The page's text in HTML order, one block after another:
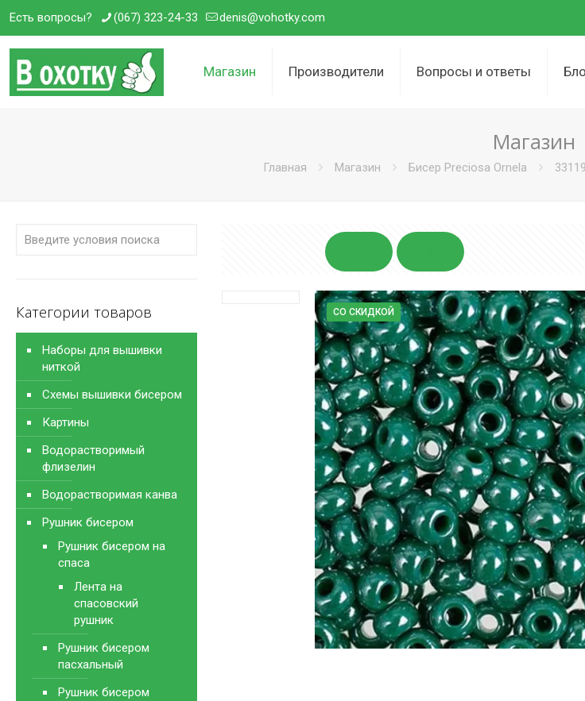
Есть вопросы? (067) 323-24-33 denis@vohotky.com
Магазин Производители Вопросы и ответы
Магазин
Главная Магазин Бисер Preciosa Ornela
СО СКИДКОЙ
Категории товаров
Наборы для вышивки
ниткой
Схемы вышивки бисером
Картины
Водорастворимый
флизелин
Водорастворимая канва
Рушник бисером
Рушник бисером на
спаса
Лента на
спасовский
рушник
Рушник бисером
пасхальный
Рушник бисером